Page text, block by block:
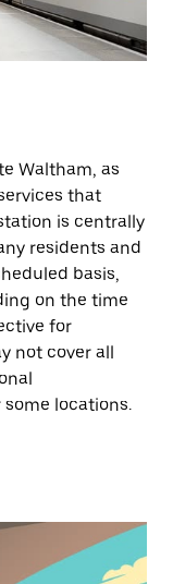
Waltham, as
that
is centrally
residents and
basis,
on the time
for
not cover all
locations.